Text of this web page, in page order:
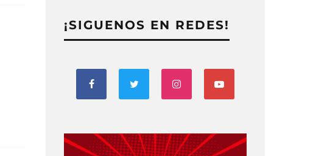
¡SIGUENOS EN REDES!